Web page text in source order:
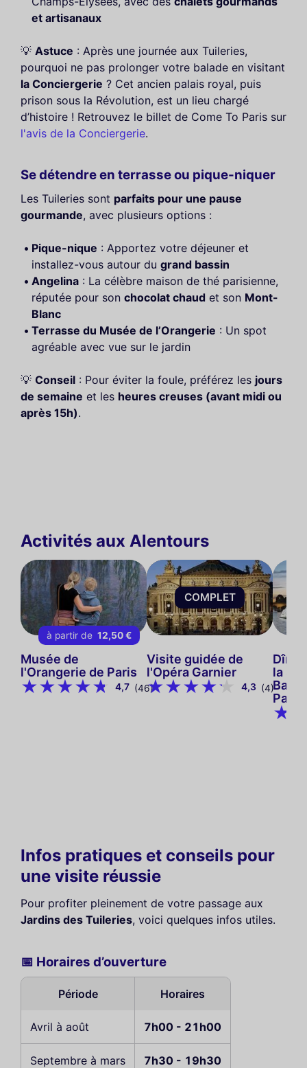
et artisanaux
💡 Astuce : Après une journée aux Tuileries,
pourquoi ne pas prolonger votre balade en visitant
la Conciergerie ? Cet ancien palais royal, puis
prison sous la Révolution, est un lieu chargé
d’histoire ! Retrouvez le billet de Come To Paris sur
l'avis de la Conciergerie.
Se détendre en terrasse ou pique-niquer
Les Tuileries sont parfaits pour une pause
gourmande, avec plusieurs options :
Pique-nique : Apportez votre déjeuner et
installez-vous autour du grand bassin
Angelina : La célèbre maison de thé parisienne,
réputée pour son chocolat chaud et son Mont-
Blanc
Terrasse du Musée de l’Orangerie : Un spot
agréable avec vue sur le jardin
💡 Conseil : Pour éviter la foule, préférez les jours
de semaine et les heures creuses (avant midi ou
après 15h).
Activités aux Alentours
à partir de 12,50 €
Musée de
l'Orangerie de Paris
4,7 (46)
COMPLET
Visite guidée de
l'Opéra Garnier
4,3 (4)
la
Paris
Infos pratiques et conseils pour
une visite réussie
Pour profiter pleinement de votre passage aux
Jardins des Tuileries, voici quelques infos utiles.
📅 Horaires d’ouverture
Période Horaires
Avril à août 7h00 - 21h00
Septembre à mars 7h30 - 19h30